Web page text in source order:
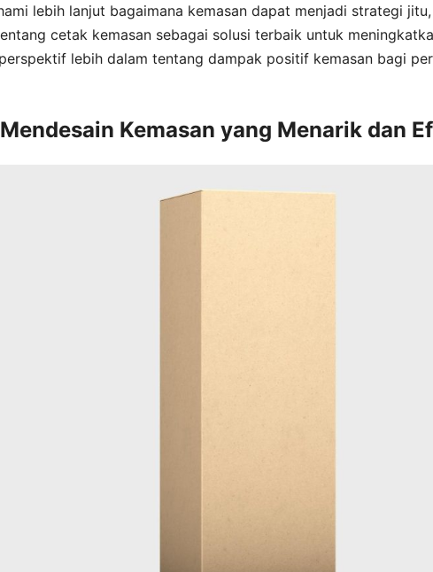
lebih lanjut bagaimana kemasan dapat menjadi strategi
cetak kemasan sebagai solusi terbaik untuk
lebih dalam tentang dampak positif kemasan bagi
Kemasan yang Menarik dan